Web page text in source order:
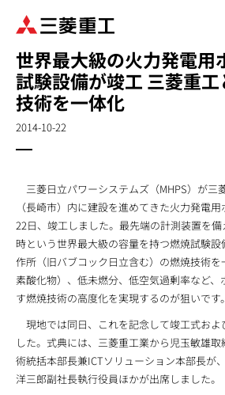
世界最大級の火力発電用
試験設備が竣工 三菱重
技術を一体化
2014-10-22
三菱日立パワーシステムズ（MHPS）が三
（長崎市）内に建設を進めてきた火力発電
22日、竣工しました。最先端の計測装置を
時という世界最大級の容量を持つ燃焼試験
作所（旧バブコック日立含む）の燃焼技術を
素酸化物）、低未燃分、低空気過剰率など
す燃焼技術の高度化を実現するのが狙いです。
現地では同日、これを記念して竣工式およ
した。式典には、三菱重工業から児玉敏雄
術統括本部長兼ICTソリューション本部長が
洋三郎副社長執行役員ほかが出席しました。